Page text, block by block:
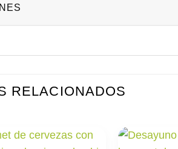
RELACIONADOS